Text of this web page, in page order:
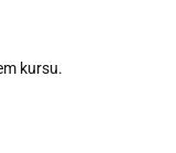
kursu.